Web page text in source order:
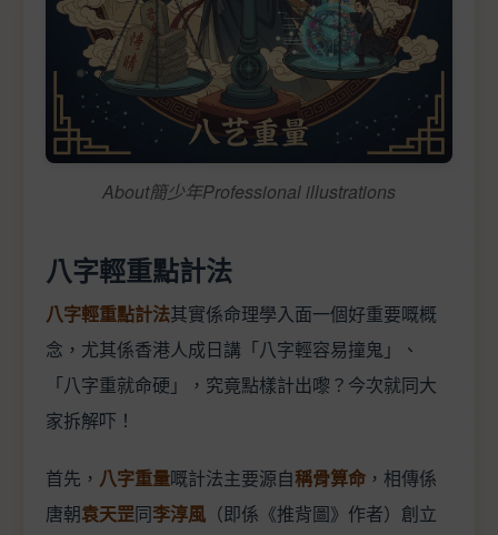
About簡少年Professional illustrations
八字輕重點計法
八字輕重點計法其實係命理學入面一個好重要嘅概
念，尤其係香港人成日講「八字輕容易撞鬼」、
「八字重就命硬」，究竟點樣計出嚟？今次就同大
家拆解吓！
首先， 八字重量嘅計法主要源自稱骨算命 ，相傳係
唐朝袁天罡同李淳風 （即係《推背圖》作者）創立